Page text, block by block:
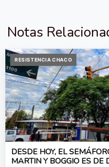
Notas
RESISTENCIA CHACO
DESDE HOY, EL
MARTIN Y BOGGIO ES DE